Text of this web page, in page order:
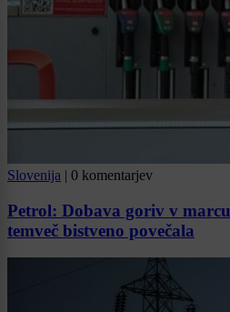
Slovenija | 0 komentarjev
Petrol: Dobava goriv v
temveč bistveno povečala